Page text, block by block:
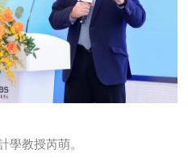
學教授芮萌。